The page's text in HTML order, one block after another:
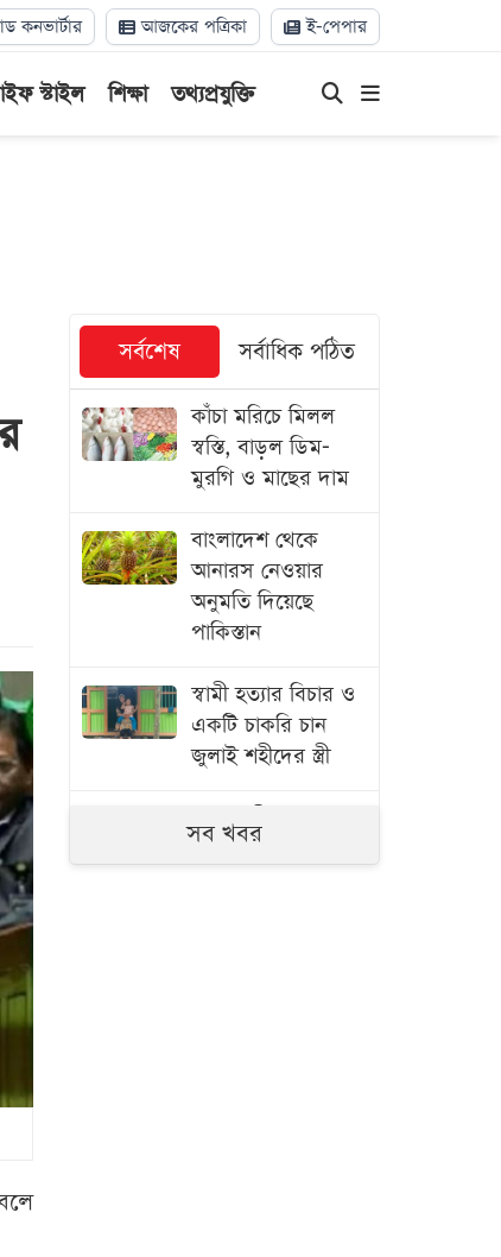
কনভার্টার আজকের পত্রিকা ই-পেপার
স্টাইল শিক্ষা তথ্যপ্রযুক্তি
সর্বশেষ সর্বাধিক পঠিত
কাঁচা মরিচে মিলল
স্বস্তি, বাড়ল ডিম-
মুরগি ও মাছের দাম
বাংলাদেশ থেকে
আনারস নেওয়ার
অনুমতি দিয়েছে
পাকিস্তান
স্বামী হত্যার বিচার ও
একটি চাকরি চান
জুলাই শহীদের স্ত্রী
মনোহরদীতে পানিতে
ডুবে দুই ভাইয়ের মৃত্যু
সব খবর